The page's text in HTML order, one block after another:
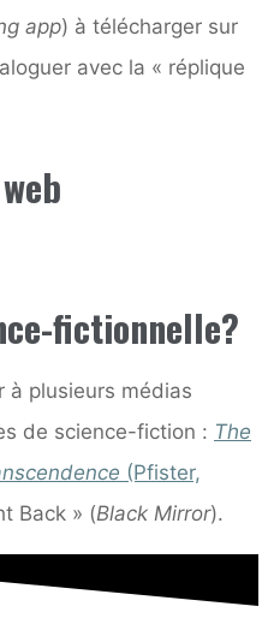
app) à télécharger sur
avec la « réplique
fictionnelle?
à plusieurs médias
de science-fiction : The
(Pfister,
Back » (Black Mirror).